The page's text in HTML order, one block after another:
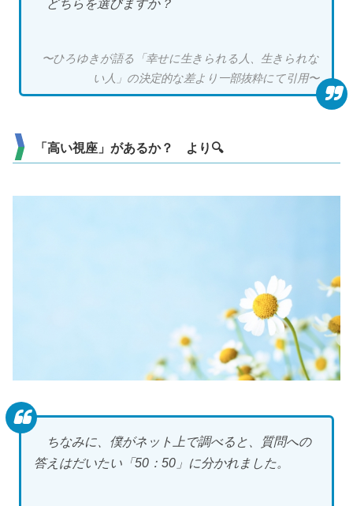
どちらを選びますか？
〜ひろゆきが語る「幸せに生きられる人、生きられな
い人」の決定的な差より一部抜粋にて引用〜
「高い視座」があるか？ より🔍
ちなみに、僕がネット上で調べると、質問への
答えはだいたい「50：50」に分かれました。